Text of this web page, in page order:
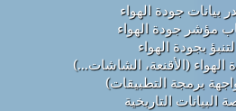
بيانات جودة الهواء
مؤشر جودة الهواء
بجودة الهواء
(الأقنعة، الشاشات...)
البيانات التاريخية